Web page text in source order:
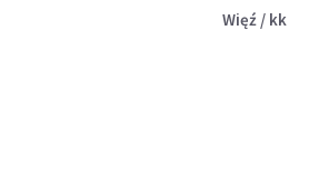
Więź / kk